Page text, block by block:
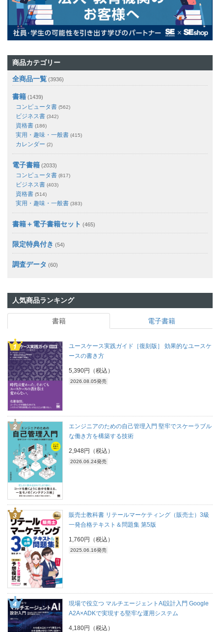
商品カテゴリー
全商品一覧 (3936)
書籍 (1439)
コンピュータ書 (562)
ビジネス書 (342)
資格書 (186)
実用・趣味・一般書 (415)
カレンダー (2)
電子書籍 (2033)
コンピュータ書 (817)
ビジネス書 (403)
資格書 (514)
実用・趣味・一般書 (383)
書籍＋電子書籍セット (465)
限定特典付き (54)
調査データ (60)
人気商品ランキング
書籍 電子書籍
ユースケース実践ガイド［復刻版］ 効果的なユースケ
ースの書き方
5,390円（税込）
2026.08.05発売
エンジニアのための自己管理入門 堅牢でスケーラブル
な働き方を構築する技術
2,948円（税込）
2026.06.24発売
販売士教科書 リテールマーケティング（販売士）3級
一発合格テキスト＆問題集 第5版
1,760円（税込）
2025.06.16発売
現場で役立つ マルチエージェントAI設計入門 Google
A2A×ADKで実現する堅牢な運用システム
4,180円（税込）